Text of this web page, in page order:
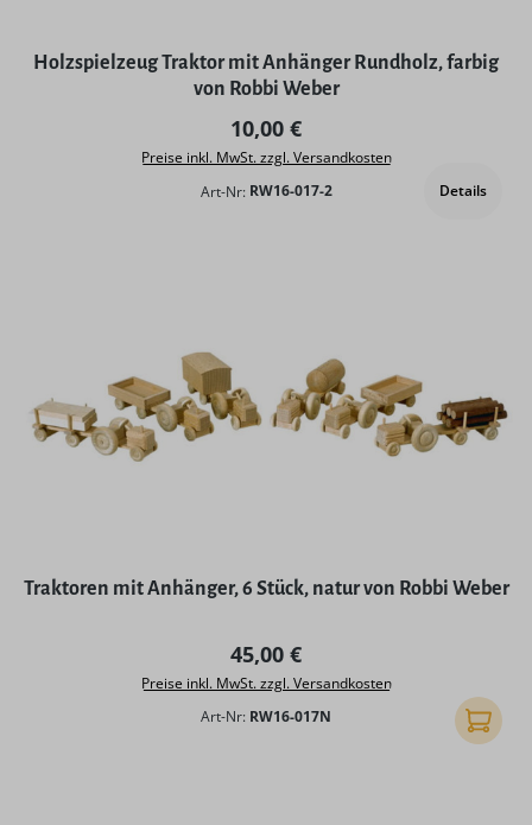
Holzspielzeug Traktor mit Anhänger Rundholz, farbig
von Robbi Weber
Regulärer Preis:
10,00 €
Preise inkl. MwSt. zzgl. Versandkosten
Art-Nr: RW16-017-2 Details
Traktoren mit Anhänger, 6 Stück, natur von Robbi Weber
Regulärer Preis:
45,00 €
Preise inkl. MwSt. zzgl. Versandkosten
Art-Nr: RW16-017N In den